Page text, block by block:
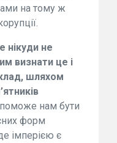
на тому ж
нікуди не
визнати це і
шляхом
нам бути
форм
імперією є